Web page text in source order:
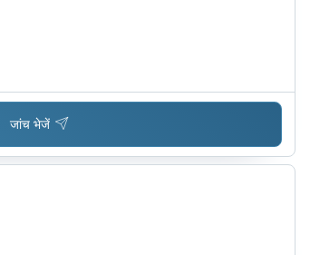
जांच भेजें